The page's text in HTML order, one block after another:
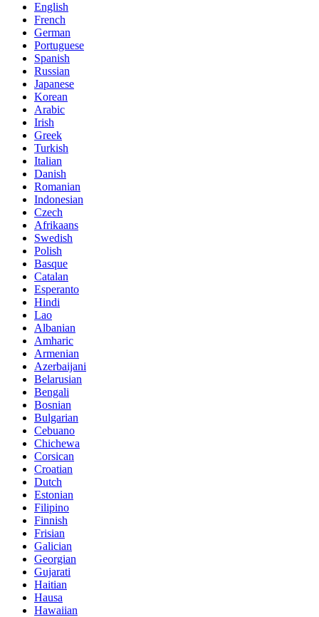
English
French
German
Portuguese
Spanish
Russian
Japanese
Korean
Arabic
Irish
Greek
Turkish
Italian
Danish
Romanian
Indonesian
Czech
Afrikaans
Swedish
Polish
Basque
Catalan
Esperanto
Hindi
Lao
Albanian
Amharic
Armenian
Azerbaijani
Belarusian
Bengali
Bosnian
Bulgarian
Cebuano
Chichewa
Corsican
Croatian
Dutch
Estonian
Filipino
Finnish
Frisian
Galician
Georgian
Gujarati
Haitian
Hausa
Hawaiian